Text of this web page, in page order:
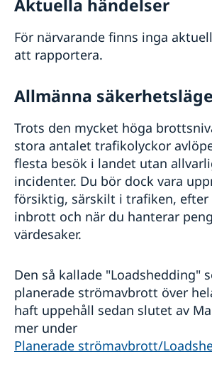
Aktuella händelser
För närvarande finns inga
att rapportera.
Allmänna
Trots den mycket höga
stora antalet trafikolyckor
flesta besök i landet utan
incidenter. Du bör dock vara
försiktig, särskilt i trafiken, efter
inbrott och när du hanterar
värdesaker.
Den så kallade "Loadshedding"
planerade strömavbrott över
haft uppehåll sedan slutet av
mer under
Planerade strömavbrott/